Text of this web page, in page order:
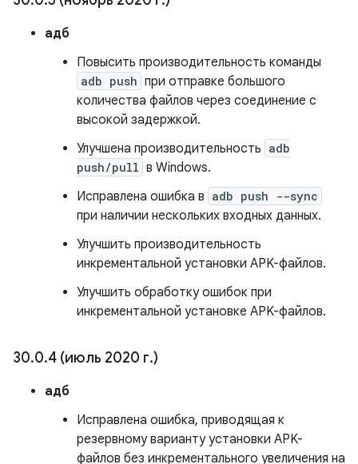
адб
Повысить производительность команды
adb push при отправке большого
количества файлов через соединение с
высокой задержкой.
Улучшена производительность adb
push/pull в Windows.
Исправлена ​​ошибка в adb push --sync
при наличии нескольких входных данных.
Улучшить производительность
инкрементальной установки APK-файлов.
Улучшить обработку ошибок при
инкрементальной установке APK-файлов.
30.0.4 (июль 2020 г.)
адб
Исправлена ​​ошибка, приводящая к
резервному варианту установки APK-
файлов без инкрементального увеличения на